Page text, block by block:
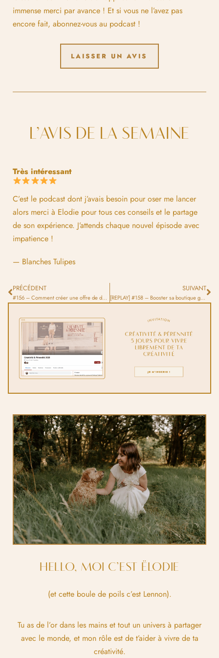
immense merci par avance ! Et si vous ne l’avez pas
encore fait, abonnez-vous au podcast !
LAISSER UN AVIS
L’AVIS DE LA SEMAINE
Très intéressant
C’est le podcast dont j’avais besoin pour oser me lancer
alors merci à Elodie pour tous ces conseils et le partage
de son expérience. J’attends chaque nouvel épisode avec
impatience !
— Blanches Tulipes
PRÉCÉDENT
#156 – Comment créer une offre de dessin personnalisé structurée et rentable
SUIVANT
[REPLAY] #158 – Booster sa boutique grâce au vlog
HELLO, MOI C’EST ËLODIE
(et cette boule de poils c’est Lennon).
Tu as de l’or dans les mains et tout un univers à partager
avec le monde, et mon rôle est de t’aider à vivre de ta
créativité.